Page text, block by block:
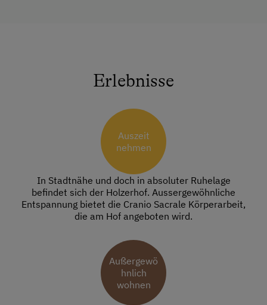
Erlebnisse
Auszeit
nehmen
In Stadtnähe und doch in absoluter Ruhelage
befindet sich der Holzerhof. Aussergewöhnliche
Entspannung bietet die Cranio Sacrale Körperarbeit,
die am Hof angeboten wird.
Außergewö
hnlich
wohnen